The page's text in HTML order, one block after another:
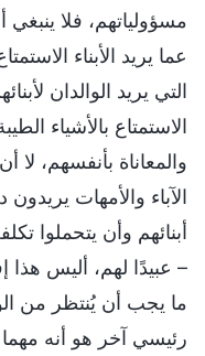
مسؤولياتهم، فلا
عما يريد الأبناء
التي يريد الوالدان
الاستمتاع بالأشياء
والمعاناة بأنفسهم، لا
الآباء والأمهات
أبنائهم وأن يتحملوا
– عبيدًا لهم، أليس هذا
ما يجب أن يُنتظر من
رئيسي آخر هو أنه